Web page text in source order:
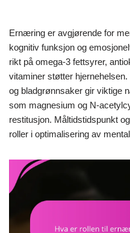
Ernæring er avgjørende for
kognitiv funksjon og
rikt på omega-3 fettsyrer,
vitaminer støtter
og bladgrønnsaker gir viktige
som magnesium og N-
restitusjon. Måltidstidspunkt
roller i optimalisering av